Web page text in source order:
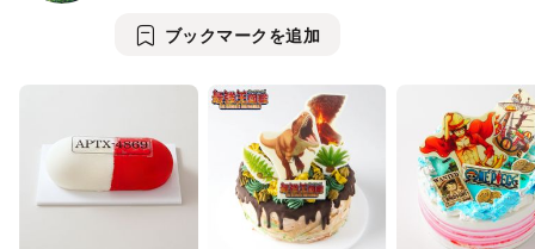
・お花クッキー（プレーン）・・・4枚
・星型クッキー（ビーツ）・・・5枚
・スクエアクッキー（プレーン）・・・1枚
・スクエアクッキー（かぼちゃ）・・・2枚
※「ビーツ」「ほうれん草」「かぼちゃ」については、野菜パウ
ダーを使用しており、野菜が苦手なお子さまも食べやすい味にし
ブックマークを追加